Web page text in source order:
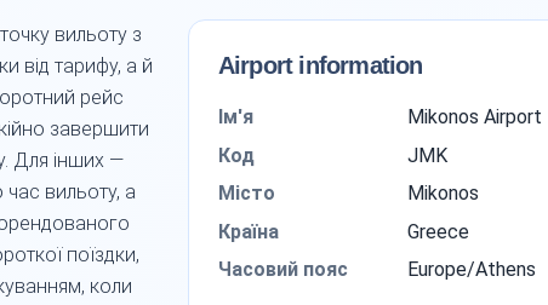
вильоту з
від тарифу, а й
рейс
завершити
Для інших —
вильоту, а
поїздки,
коли
Airport information
Ім'я
Mikonos Airport
Код
JMK
Місто
Mikonos
Країна
Greece
Часовий пояс
Europe/Athens